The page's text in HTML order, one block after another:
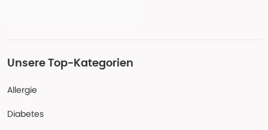
Unsere Top-Kategorien
Allergie
Diabetes